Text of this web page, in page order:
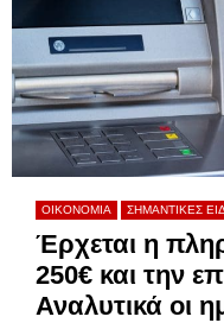
ΟΙΚΟΝΟΜΙΑ ΣΗΜΑΝΤΙΚΕΣ
Έρχεται η
250€ και την
Αναλυτικά οι